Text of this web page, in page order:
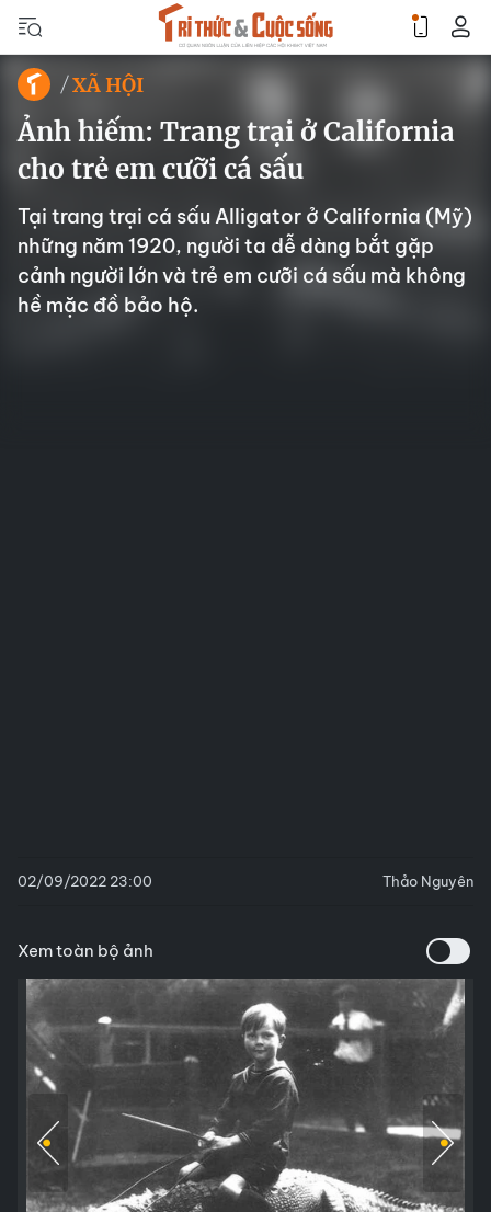
XÃ HỘI
Ảnh hiếm: Trang trại ở California
cho trẻ em cưỡi cá sấu
Tại trang trại cá sấu Alligator ở California (Mỹ)
những năm 1920, người ta dễ dàng bắt gặp
cảnh người lớn và trẻ em cưỡi cá sấu mà không
hề mặc đồ bảo hộ.
02/09/2022 23:00 Thảo Nguyên
Xem toàn bộ ảnh